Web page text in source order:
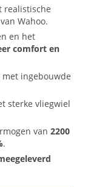
realistische
Wahoo.
en het
comfort en
ingebouwde
sterke vliegwiel
van 2200
.